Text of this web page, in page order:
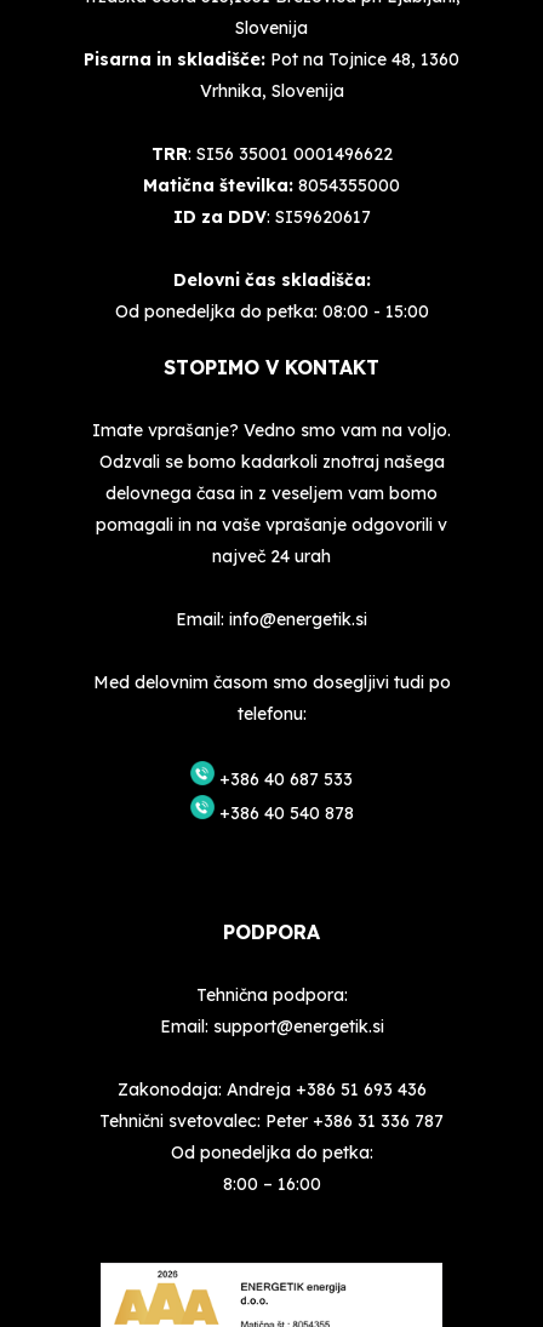
Slovenija
Pisarna in skladišče: Pot na Tojnice 48, 1360
Vrhnika, Slovenija
TRR: SI56 35001 0001496622
Matična številka: 8054355000
ID za DDV: SI59620617
Delovni čas skladišča:
Od ponedeljka do petka: 08:00 - 15:00
STOPIMO V KONTAKT
Imate vprašanje? Vedno smo vam na voljo.
Odzvali se bomo kadarkoli znotraj našega
delovnega časa in z veseljem vam bomo
pomagali in na vaše vprašanje odgovorili v
največ 24 urah
Email: info@energetik.si
Med delovnim časom smo dosegljivi tudi po
telefonu:
+386 40 687 533
+386 40 540 878
PODPORA
Tehnična podpora:
Email: support@energetik.si
Zakonodaja: Andreja +386 51 693 436
Tehnični svetovalec: Peter +386 31 336 787
Od ponedeljka do petka:
8:00 – 16:00